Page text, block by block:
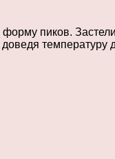
пиков.
температуру